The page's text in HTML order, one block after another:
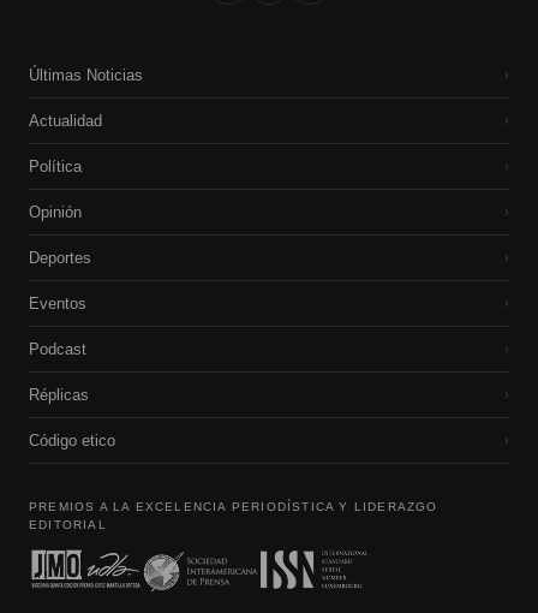
Últimas Noticias ›
Actualidad ›
Política ›
Opinión ›
Deportes ›
Eventos ›
Podcast ›
Réplicas ›
Código etico ›
PREMIOS A LA EXCELENCIA PERIODÍSTICA Y LIDERAZGO
EDITORIAL